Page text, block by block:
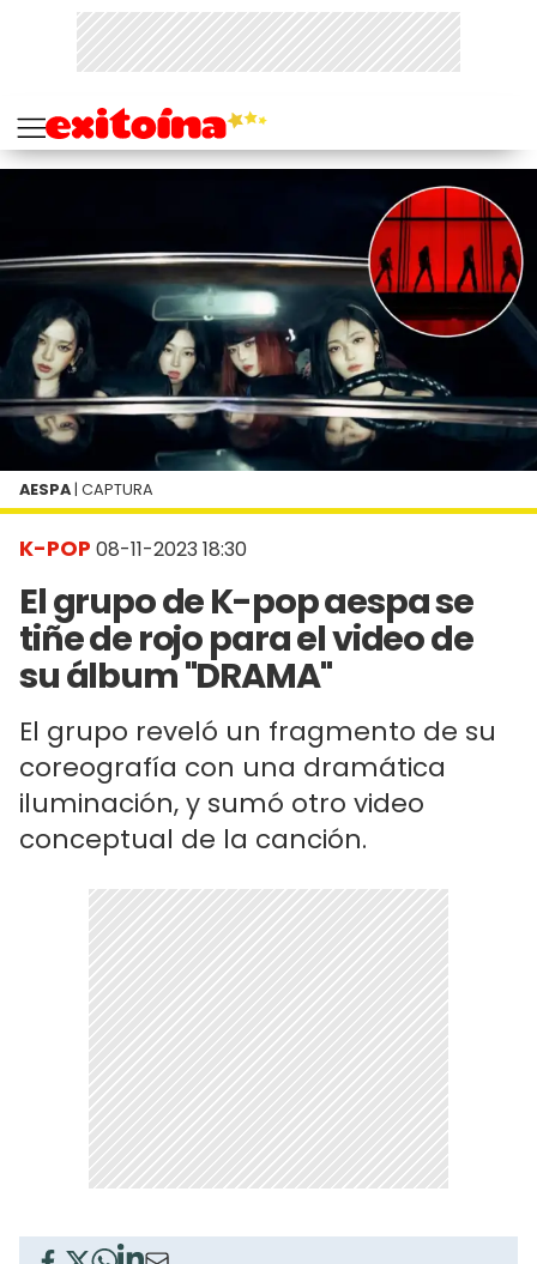
K-POP 08-11-2023 18:30
El grupo de K-pop aespa se
tiñe de rojo para el video de
su álbum "DRAMA"
El grupo reveló un fragmento de su
coreografía con una dramática
iluminación, y sumó otro video
conceptual de la canción.
AESPA | CAPTURA